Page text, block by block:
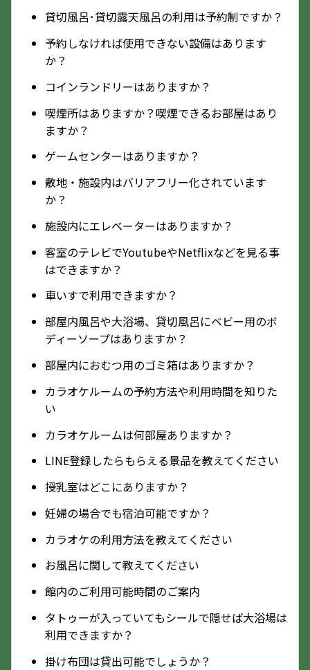
貸切風呂･貸切露天風呂の利用は予約制ですか？
予約しなければ使用できない設備はあります
か？
コインランドリーはありますか？
喫煙所はありますか？喫煙できるお部屋はあり
ますか？
ゲームセンターはありますか？
敷地・施設内はバリアフリー化されています
か？
施設内にエレベーターはありますか？
客室のテレビでYoutubeやNetflixなどを見る事
はできますか？
車いすで利用できますか？
部屋内風呂や大浴場、貸切風呂にベビー用のボ
ディーソープはありますか？
部屋内におむつ用のゴミ箱はありますか？
カラオケルームの予約方法や利用時間を知りた
い
カラオケルームは何部屋ありますか？
LINE登録したらもらえる景品を教えてください
授乳室はどこにありますか？
妊婦の場合でも宿泊可能ですか？
カラオケの利用方法を教えてください
お風呂に関して教えてください
館内のご利用可能時間のご案内
タトゥーが入っていてもシールで隠せば大浴場は
利用できますか？
掛け布団は貸出可能でしょうか？